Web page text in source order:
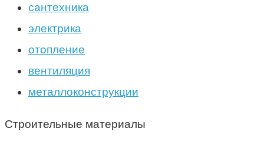
сантехника
электрика
отопление
вентиляция
металлоконструкции
Строительные материалы